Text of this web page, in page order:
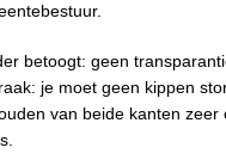
betoogt: geen
je moet geen kippen
van beide kanten